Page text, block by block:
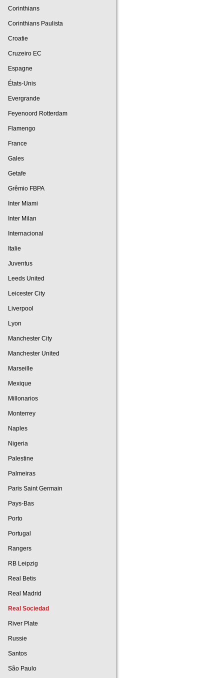
Corinthians
Corinthians Paulista
Croatie
Cruzeiro EC
Espagne
États-Unis
Evergrande
Feyenoord Rotterdam
Flamengo
France
Gales
Getafe
Grêmio FBPA
Inter Miami
Inter Milan
Internacional
Italie
Juventus
Leeds United
Leicester City
Liverpool
Lyon
Manchester City
Manchester United
Marseille
Mexique
Millonarios
Monterrey
Naples
Nigeria
Palestine
Palmeiras
Paris Saint Germain
Pays-Bas
Porto
Portugal
Rangers
RB Leipzig
Real Betis
Real Madrid
Real Sociedad
River Plate
Russie
Santos
São Paulo